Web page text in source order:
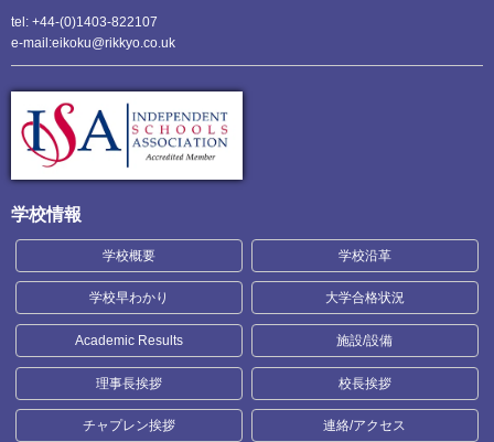
tel: +44-(0)1403-822107
e-mail:eikoku@rikkyo.co.uk
学校情報
学校概要 学校沿革
学校早わかり 大学合格状況
Academic Results 施設/設備
理事長挨拶 校長挨拶
チャプレン挨拶 連絡/アクセス